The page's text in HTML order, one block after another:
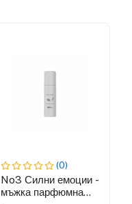
(0)
No3 Силни емоции -
мъжка парфюмна